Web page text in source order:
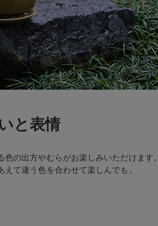
と表情
の出方やむらがお楽しみいただけます。
て違う色を合わせて楽しんでも。